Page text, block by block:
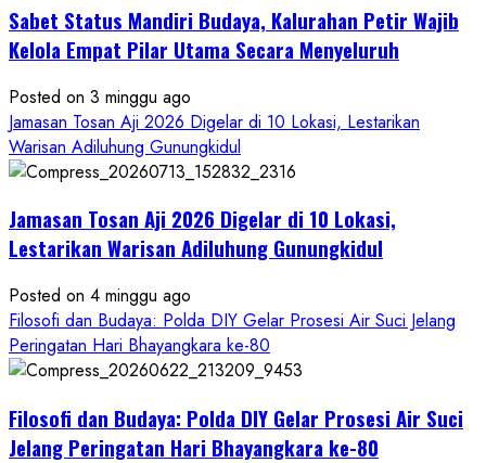
Nasional,
Ruwatan
Petilasan
Sendangwangi
Mohon
Restu
Hayuning
Bawono
Sabet Status Mandiri Budaya, Kalurahan Petir Wajib
Kelola Empat Pilar Utama Secara Menyeluruh
Posted on 3 minggu ago
Jamasan Tosan Aji 2026 Digelar di 10 Lokasi, Lestarikan
Warisan Adiluhung Gunungkidul
Jamasan Tosan Aji 2026 Digelar di 10 Lokasi,
Lestarikan Warisan Adiluhung Gunungkidul
Posted on 4 minggu ago
Filosofi dan Budaya: Polda DIY Gelar Prosesi Air Suci Jelang
Peringatan Hari Bhayangkara ke-80
Filosofi dan Budaya: Polda DIY Gelar Prosesi Air Suci
Jelang Peringatan Hari Bhayangkara ke-80